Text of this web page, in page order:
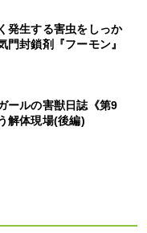
発生する害虫をしっか
門封鎖剤『フーモン』
ールの害獣日誌《第9
解体現場(後編)